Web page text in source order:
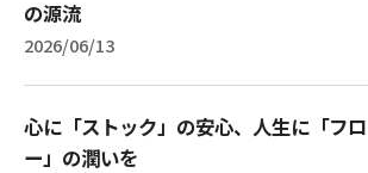
の源流
2026/06/13
心に「ストック」の安心、人生に「フロ
ー」の潤いを